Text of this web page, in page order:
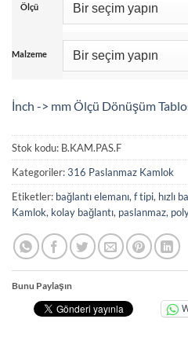
Ölçü
Malzeme
İnch -> mm Ölçü Dönüşüm
Stok kodu: B.KAM.PAS.F
Kategoriler:316 Paslanmaz Kamlok
Etiketler: bağlantı elemanı, f tipi, hızlı
Kamlok, kolay bağlantı, paslanmaz,
Bunu Paylaşın